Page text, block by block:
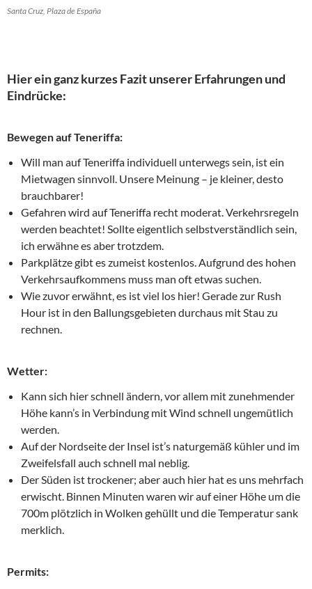
Santa Cruz, Plaza de España
Hier ein ganz kurzes Fazit unserer Erfahrungen und
Eindrücke:
Bewegen auf Teneriffa:
Will man auf Teneriffa individuell unterwegs sein, ist ein
Mietwagen sinnvoll. Unsere Meinung – je kleiner, desto
brauchbarer!
Gefahren wird auf Teneriffa recht moderat. Verkehrsregeln
werden beachtet! Sollte eigentlich selbstverständlich sein,
ich erwähne es aber trotzdem.
Parkplätze gibt es zumeist kostenlos. Aufgrund des hohen
Verkehrsaufkommens muss man oft etwas suchen.
Wie zuvor erwähnt, es ist viel los hier! Gerade zur Rush
Hour ist in den Ballungsgebieten durchaus mit Stau zu
rechnen.
Wetter:
Kann sich hier schnell ändern, vor allem mit zunehmender
Höhe kann’s in Verbindung mit Wind schnell ungemütlich
werden.
Auf der Nordseite der Insel ist’s naturgemäß kühler und im
Zweifelsfall auch schnell mal neblig.
Der Süden ist trockener; aber auch hier hat es uns mehrfach
erwischt. Binnen Minuten waren wir auf einer Höhe um die
700m plötzlich in Wolken gehüllt und die Temperatur sank
merklich.
Permits: